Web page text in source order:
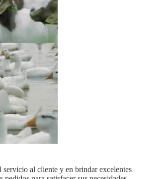
al cliente y en brindar excelentes